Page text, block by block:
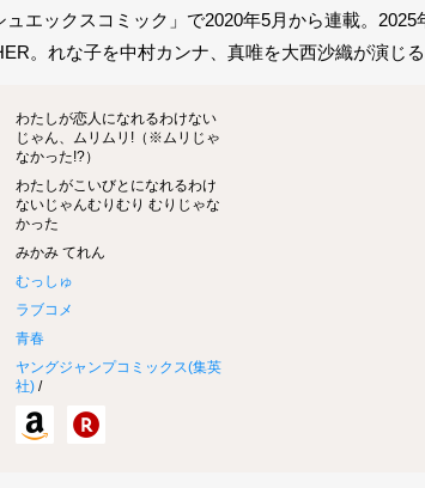
ュエックスコミック」で2020年5月から連載。
。れな子を中村カンナ、真唯を大西沙織が演じる
わたしが恋人になれるわけない
じゃん、ムリムリ!（※ムリじゃ
なかった!?）
わたしがこいびとになれるわけ
ないじゃんむりむり むりじゃな
かった
みかみ てれん
むっしゅ
ラブコメ
青春
ヤングジャンプコミックス(集英
社) /